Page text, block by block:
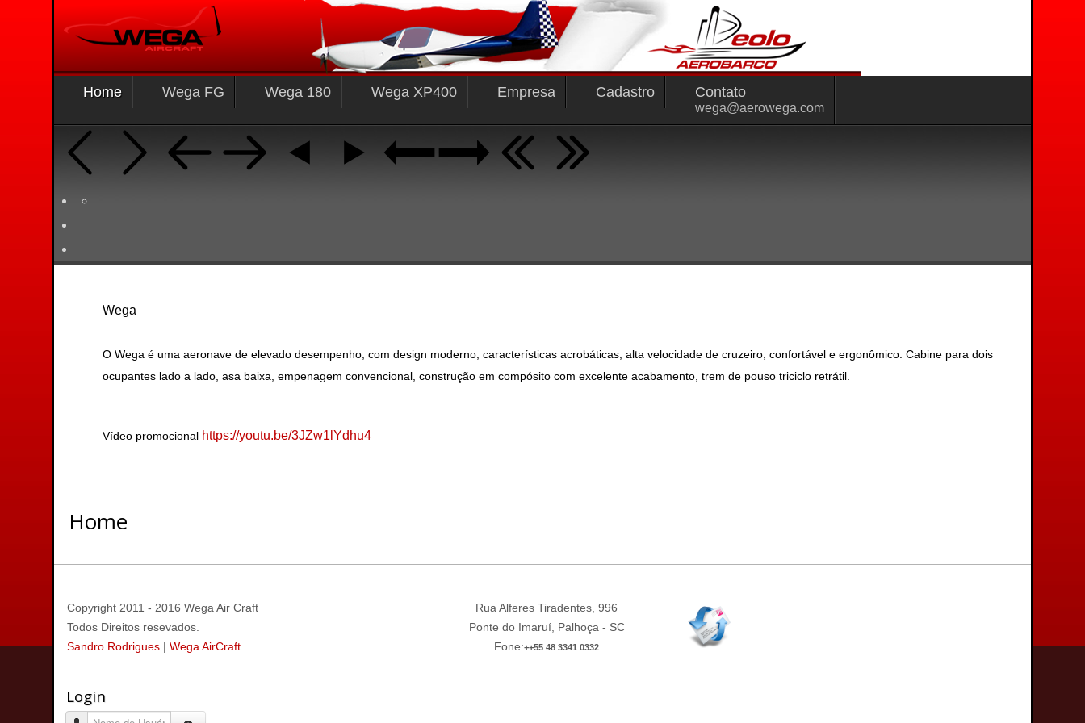
Home Wega FG Wega 180 Wega XP400 Empresa Cadastro Contato
wega@aerowega.com
Wega
O Wega é uma aeronave de elevado desempenho, com design moderno, características acrobáticas, alta velocidade de cruzeiro, confortável e ergonômico. Cabine para dois
ocupantes lado a lado, asa baixa, empenagem convencional, construção em compósito com excelente acabamento, trem de pouso triciclo retrátil.
Vídeo promocional https://youtu.be/3JZw1lYdhu4
Home
Copyright 2011 - 2016 Wega Air Craft
Todos Direitos resevados.
Sandro Rodrigues |Wega AirCraft
Rua Alferes Tiradentes, 996
Ponte do Imaruí, Palhoça - SC
Fone:++55 48 3341 0332
Login